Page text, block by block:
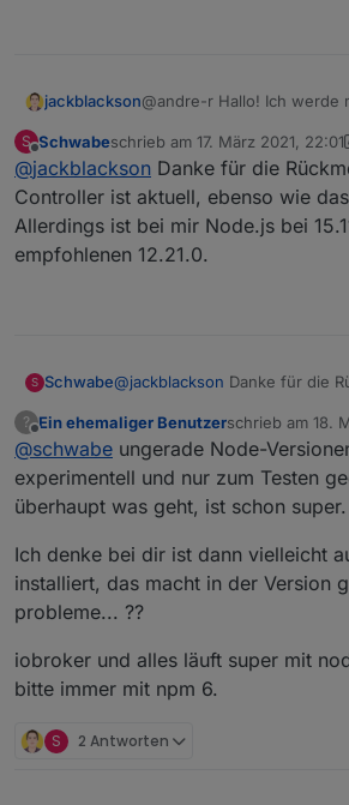
jackblackson@andre-r Hallo! Ich werde
bei mir noch funktioniert.
aktuelle Javascript
S
Offline
Schwabeschrieb am 17. März 2021, 22:01
zuletzt editiert von Schwabe
@jackblackson Danke für die
Controller ist aktuell, ebenso wie
Allerdings ist bei mir Node.js bei
empfohlenen 12.21.0.
S Schwabe@jackblackson Danke für die
System. Allerdings ist bei mir
anstatt dem empfohlenen
?
Offline
Ein ehemaliger Benutzerschrieb am 18.
zuletzt editiert
@schwabe ungerade Node-
experimentell und nur zum Testen
überhaupt was geht, ist schon super.
Ich denke bei dir ist dann vielleicht
installiert, das macht in der Version
probleme... ??
iobroker und alles läuft super mit
bitte immer mit npm 6.
S 2 Antworten